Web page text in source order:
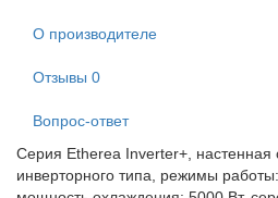
О производителе
Отзывы 0
Вопрос-ответ
Серия Etherea Inverter+, настенная
инверторного типа, режимы